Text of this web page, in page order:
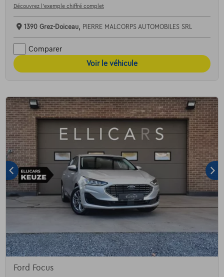
Découvrez l’exemple chiffré complet
1390 Grez-Doiceau, PIERRE MALCORPS AUTOMOBILES SRL
Comparer
Voir le véhicule
Ford Focus